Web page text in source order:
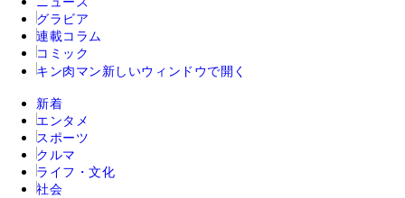
グラビア
連載コラム
コミック
キン肉マン 新しいウィンドウで開く
新着
エンタメ
スポーツ
クルマ
ライフ・文化
社会